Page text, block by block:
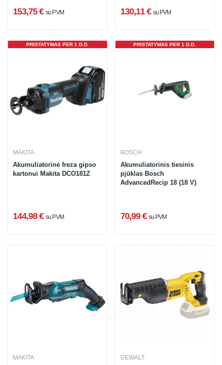
153,75 € su PVM 130,11 € su PVM
PRISTATYMAS PER 1 D.D.
MAKITA
Akumuliatorinė freza gipso
kartonui Makita DCO181Z
144,98 € su PVM
PRISTATYMAS PER 1 D.D.
BOSCH
Akumuliatorinis tiesinis
pjūklas Bosch
AdvancedRecip 18 (18 V)
70,99 € su PVM
MAKITA DEWALT